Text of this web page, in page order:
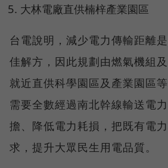
大林電廠直供楠梓產業園區
台電說明，減少電力傳輸距離
佳解方，因此規劃由燃氣機組
就近直供科學園區及產業園區
需要全數經過南北幹線輸送電
擔、降低電力耗損，把既有電
求，提升大眾民生用電品質。